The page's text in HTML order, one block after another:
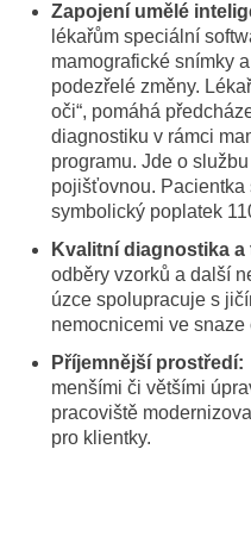
Zapojení umělé
lékařům speciální
mamografické snímky
podezřelé změny.
oči“, pomáhá
diagnostiku v rámci
programu. Jde o
pojišťovnou. Pacientka
symbolický poplatek
Kvalitní diagnostika a
odběry vzorků a další
úzce spolupracuje s
nemocnicemi ve
Příjemnější prostředí:
menšími či většími
pracoviště
pro klientky.